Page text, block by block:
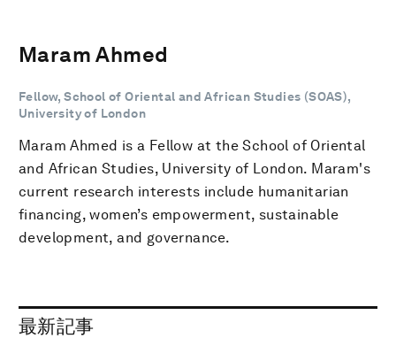
Maram Ahmed
Fellow, School of Oriental and African Studies (SOAS),
University of London
Maram Ahmed is a Fellow at the School of Oriental
and African Studies, University of London. Maram's
current research interests include humanitarian
financing, women’s empowerment, sustainable
development, and governance.
最新記事